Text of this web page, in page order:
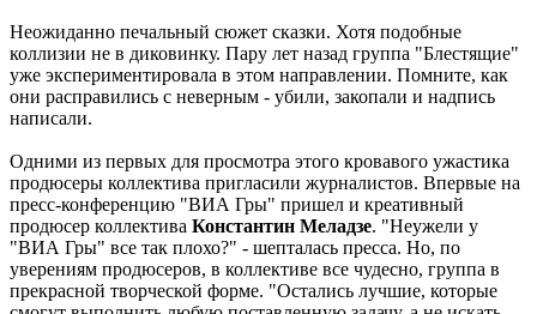
Неожиданно печальный сюжет сказки. Хотя подобные
коллизии не в диковинку. Пару лет назад группа "Блестящие"
уже экспериментировала в этом направлении. Помните, как
они расправились с неверным - убили, закопали и надпись
написали.
Одними из первых для просмотра этого кровавого ужастика
продюсеры коллектива пригласили журналистов. Впервые на
пресс-конференцию "ВИА Гры" пришел и креативный
продюсер коллектива Константин Меладзе. "Неужели у
"ВИА Гры" все так плохо?" - шепталась пресса. Но, по
уверениям продюсеров, в коллективе все чудесно, группа в
прекрасной творческой форме. "Остались лучшие, которые